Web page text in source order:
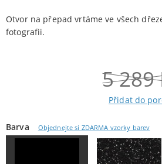
Otvor na přepad vrtáme ve všech
fotografii.
5 289
Přidat do
Barva Objednejte si ZDARMA vzorky barev